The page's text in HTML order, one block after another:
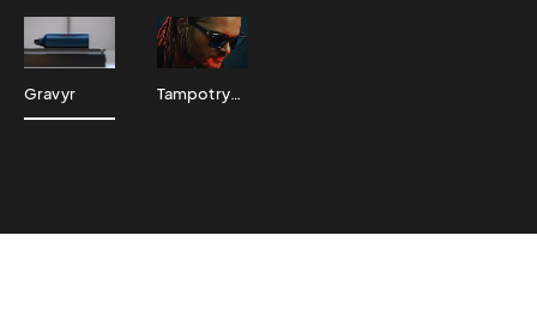
Gravyr Tampotryck